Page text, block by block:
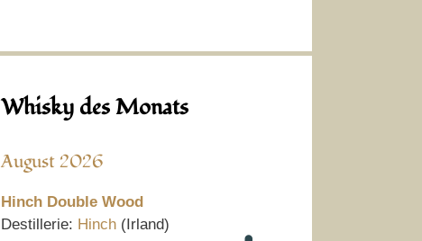
Whisky des Monats
August 2026
Hinch Double Wood
Destillerie: Hinch (Irland)